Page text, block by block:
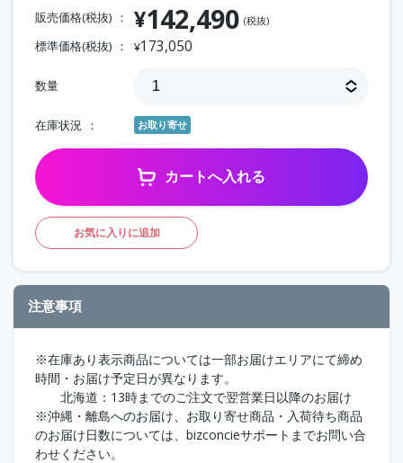
販売価格(税抜) ¥142,490 (税抜)
標準価格(税抜) ¥173,050
数量
在庫状況 お取り寄せ
カートへ入れる
お気に入りに追加
注意事項
※在庫あり表示商品については一部お届けエリアにて締め
時間・お届け予定日が異なります。
北海道：13時までのご注文で翌営業日以降のお届け
※沖縄・離島へのお届け、お取り寄せ商品・入荷待ち商品
のお届け日数については、bizconcieサポートまでお問い合
わせください。